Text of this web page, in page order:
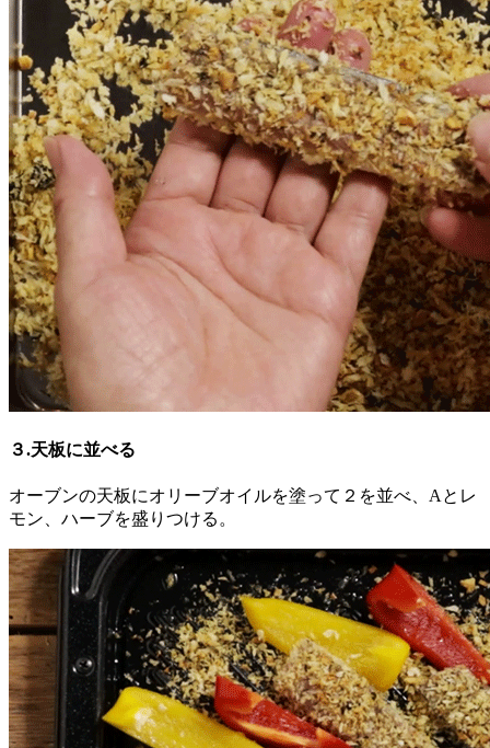
３.天板に並べる
オーブンの天板にオリーブオイルを塗って２を並べ、Aとレ
モン、ハーブを盛りつける。